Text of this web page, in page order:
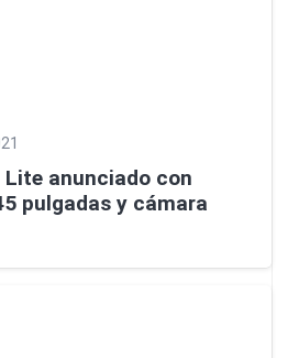
Lite anunciado con
pulgadas y cámara